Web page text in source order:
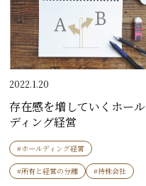
2022.1.20
存在感を増していくホール
ディング経営
#ホールディング経営
#所有と経営の分離 #持株会社